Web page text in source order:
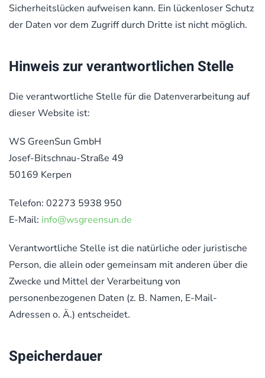
Sicherheitslücken aufweisen kann. Ein lückenloser Schutz
der Daten vor dem Zugriff durch Dritte ist nicht möglich.
Hinweis zur verantwortlichen Stelle
Die verantwortliche Stelle für die Datenverarbeitung auf
dieser Website ist:
WS GreenSun GmbH
Josef-Bitschnau-Straße 49
50169 Kerpen
Telefon: 02273 5938 950
E-Mail: info@wsgreensun.de
Verantwortliche Stelle ist die natürliche oder juristische
Person, die allein oder gemeinsam mit anderen über die
Zwecke und Mittel der Verarbeitung von
personenbezogenen Daten (z. B. Namen, E-Mail-
Adressen o. Ä.) entscheidet.
Speicherdauer